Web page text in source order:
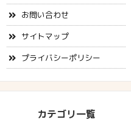
お問い合わせ
サイトマップ
プライバシーポリシー
カテゴリ一覧